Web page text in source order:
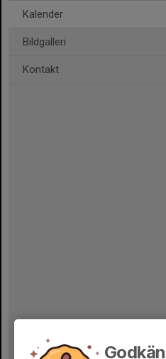
Kalender
Bildgalleri
Kontakt